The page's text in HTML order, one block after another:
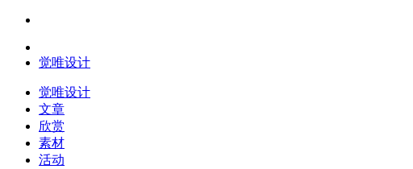
觉唯设计
觉唯设计
文章
欣赏
素材
活动